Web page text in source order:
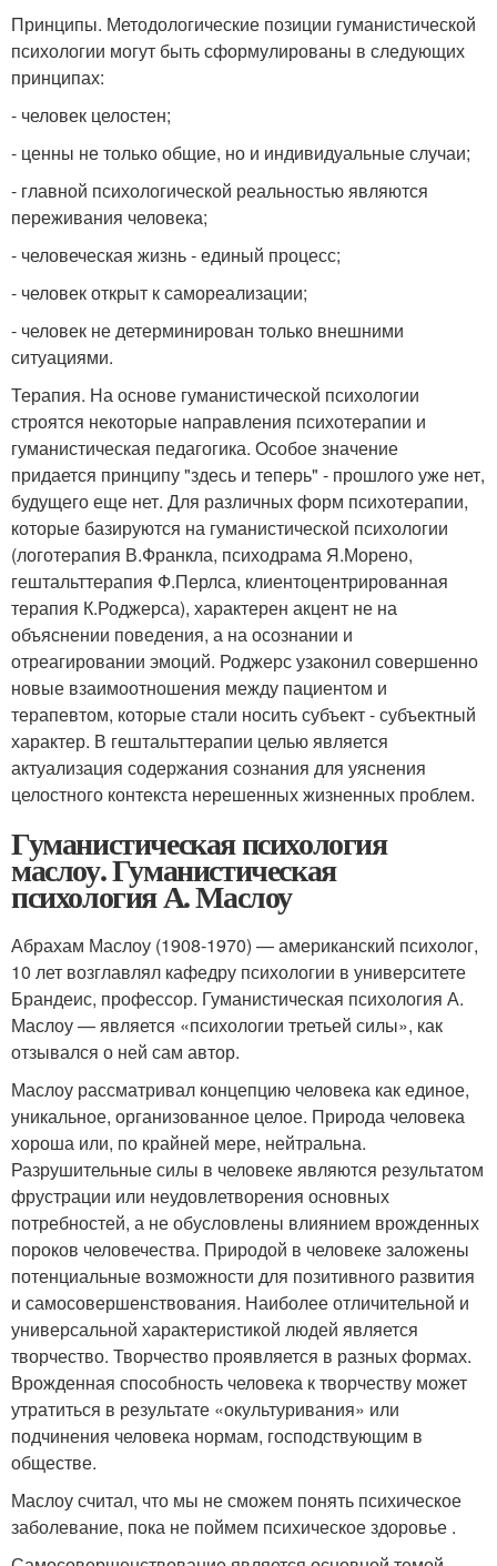
Принципы. Методологические позиции гуманистической
психологии могут быть сформулированы в следующих
принципах:
- человек целостен;
- ценны не только общие, но и индивидуальные случаи;
- главной психологической реальностью являются
переживания человека;
- человеческая жизнь - единый процесс;
- человек открыт к самореализации;
- человек не детерминирован только внешними
ситуациями.
Терапия. На основе гуманистической психологии
строятся некоторые направления психотерапии и
гуманистическая педагогика. Особое значение
придается принципу "здесь и теперь" - прошлого уже нет,
будущего еще нет. Для различных форм психотерапии,
которые базируются на гуманистической психологии
(логотерапия В.Франкла, психодрама Я.Морено,
гештальттерапия Ф.Перлса, клиентоцентрированная
терапия К.Роджерса), характерен акцент не на
объяснении поведения, а на осознании и
отреагировании эмоций. Роджерс узаконил совершенно
новые взаимоотношения между пациентом и
терапевтом, которые стали носить субъект - субъектный
характер. В гештальттерапии целью является
актуализация содержания сознания для уяснения
целостного контекста нерешенных жизненных проблем.
Гуманистическая психология
маслоу. Гуманистическая
психология А. Маслоу
Абрахам Маслоу (1908-1970) — американский психолог,
10 лет возглавлял кафедру психологии в университете
Брандеис, профессор. Гуманистическая психология А.
Маслоу — является «психологии третьей силы», как
отзывался о ней сам автор.
Маслоу рассматривал концепцию человека как единое,
уникальное, организованное целое. Природа человека
хороша или, по крайней мере, нейтральна.
Разрушительные силы в человеке являются результатом
фрустрации или неудовлетворения основных
потребностей, а не обусловлены влиянием врожденных
пороков человечества. Природой в человеке заложены
потенциальные возможности для позитивного развития
и самосовершенствования. Наиболее отличительной и
универсальной характеристикой людей является
творчество. Творчество проявляется в разных формах.
Врожденная способность человека к творчеству может
утратиться в результате «окультуривания» или
подчинения человека нормам, господствующим в
обществе.
Маслоу считал, что мы не сможем понять психическое
заболевание, пока не поймем психическое здоровье .